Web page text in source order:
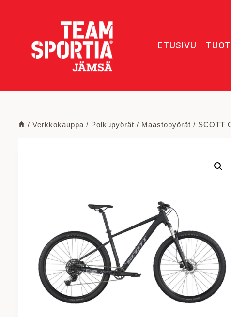
ETUSIVU
/ Verkkokauppa / Polkupyörät / Maastopyörät / SCOTT